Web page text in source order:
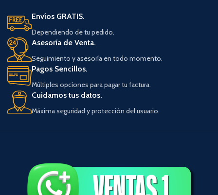
Envíos GRATIS.
Dependiendo de tu pedido.
Asesoría de Venta.
Seguimiento y asesoría en todo momento.
Pagos Sencillos.
Múltiples opciones para pagar tu factura.
Cuidamos tus datos.
Máxima seguridad y protección del usuario.